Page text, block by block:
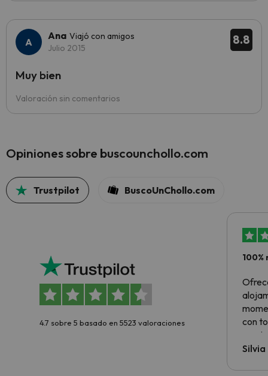
8.8
Ana Viajó con amigos
Julio 2015
Valoración sin comentarios
Muy bien
Opiniones sobre buscounchollo.com
Trustpilot BuscoUnChollo.com
4.7 sobre 5 basado en 5523 valoraciones
con